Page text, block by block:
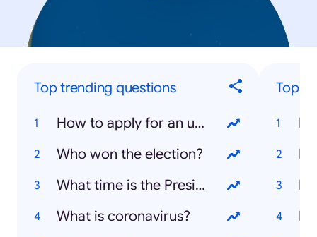
Top trending questions
How to apply for an unemployment grant?
Who won the election?
What time is the President on tonight?
What is coronavirus?
Top
IPL